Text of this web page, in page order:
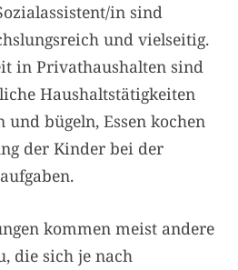
in sind
und vielseitig.
in Privathaushalten sind
Haushaltstätigkeiten
und bügeln, Essen kochen
der Kinder bei der
kommen meist andere
die sich je nach